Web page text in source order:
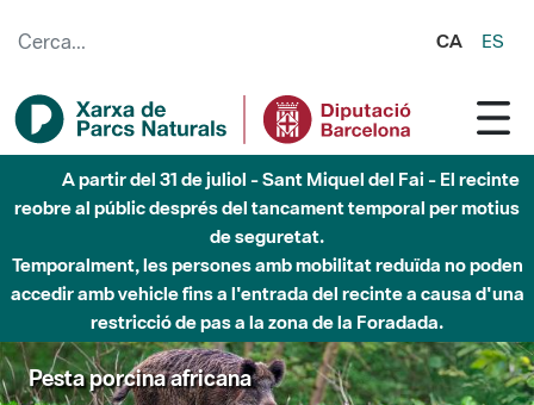
CA ES
A partir del 31 de juliol - Sant Miquel del Fai - El recinte
reobre al públic després del tancament temporal per motius
de seguretat.
Temporalment, les persones amb mobilitat reduïda no poden
accedir amb vehicle fins a l'entrada del recinte a causa d'una
restricció de pas a la zona de la Foradada.
Pesta porcina africana